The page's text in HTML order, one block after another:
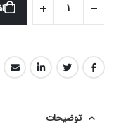
توضیحات